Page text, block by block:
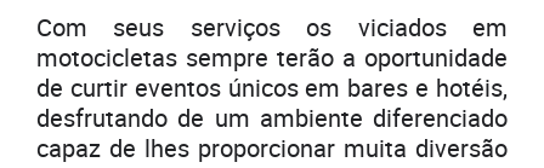
Com seus serviços os viciados em
motocicletas sempre terão a oportunidade
de curtir eventos únicos em bares e hotéis,
desfrutando de um ambiente diferenciado
capaz de lhes proporcionar muita diversão